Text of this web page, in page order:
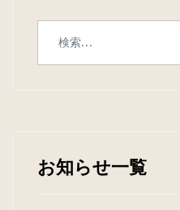
お知らせ一覧